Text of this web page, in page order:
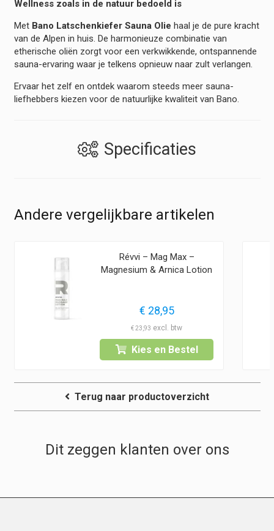
Wellness zoals in de natuur bedoeld is
Met Bano Latschenkiefer Sauna Olie haal je de pure kracht
van de Alpen in huis. De harmonieuze combinatie van
etherische oliën zorgt voor een verkwikkende, ontspannende
sauna-ervaring waar je telkens opnieuw naar zult verlangen.
Ervaar het zelf en ontdek waarom steeds meer sauna-
liefhebbers kiezen voor de natuurlijke kwaliteit van Bano.
Specificaties
Andere vergelijkbare artikelen
Révvi – Mag Max –
Magnesium & Arnica Lotion
€ 28,95
€23,93
Kies en Bestel
Terug naar productoverzicht
Dit zeggen klanten over ons